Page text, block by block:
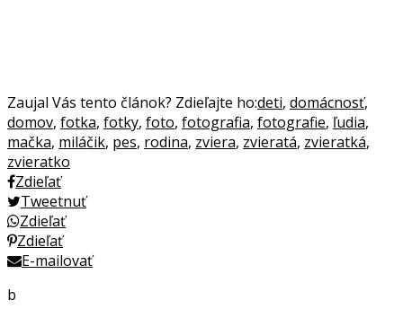
Zaujal Vás tento článok? Zdieľajte ho:deti, domácnosť,
domov, fotka, fotky, foto, fotografia, fotografie, ľudia,
mačka, miláčik, pes, rodina, zviera, zvieratá, zvieratká,
zvieratko
Zdieľať
Tweetnuť
Zdieľať
Zdieľať
E-mailovať
b